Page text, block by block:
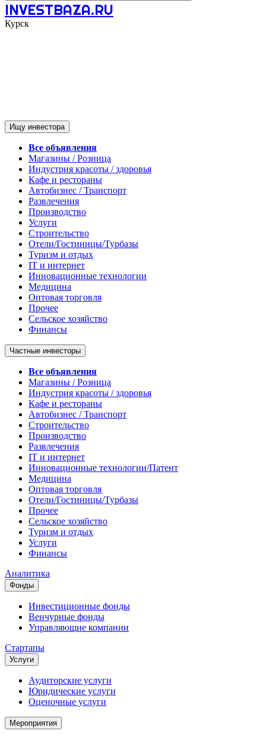
INVESTBAZA.RU
Курск
Ищу инвестора
Все объявления
Магазины / Розница
Индустрия красоты / здоровья
Кафе и рестораны
Автобизнес / Транспорт
Развлечения
Производство
Услуги
Строительство
Отели/Гостиницы/Турбазы
Туризм и отдых
IT и интернет
Инновационные технологии
Медицина
Оптовая торговля
Прочее
Сельское хозяйство
Финансы
Частные инвесторы
Все объявления
Магазины / Розница
Индустрия красоты / здоровья
Кафе и рестораны
Автобизнес / Транспорт
Строительство
Производство
Развлечения
IT и интернет
Инновационные технологии/Патент
Медицина
Оптовая торговля
Отели/Гостиницы/Турбазы
Прочее
Сельское хозяйство
Туризм и отдых
Услуги
Финансы
Аналитика
Фонды
Инвестиционные фонды
Венчурные фонды
Управляющие компании
Стартапы
Услуги
Аудиторские услуги
Юридические услуги
Оценочные услуги
Мероприятия